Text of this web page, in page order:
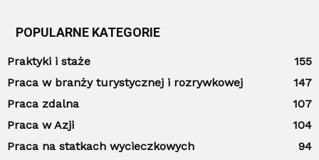
POPULARNE KATEGORIE
Praktyki i staże
155
Praca w branży turystycznej i rozrywkowej
147
Praca zdalna
107
Praca w Azji
104
Praca na statkach wycieczkowych
94